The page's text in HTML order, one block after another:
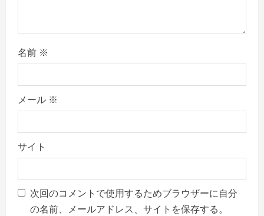
名前 ※
メール ※
サイト
次回のコメントで使用するためブラウザーに自分
の名前、メールアドレス、サイトを保存する。